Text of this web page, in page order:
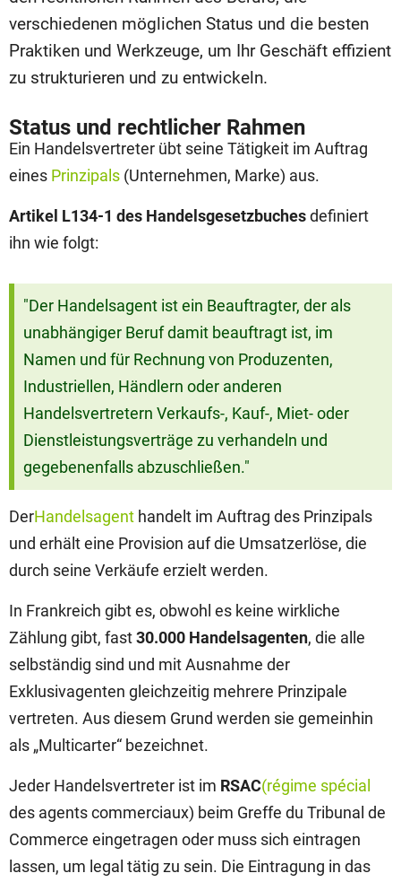
verschiedenen möglichen Status und die besten
Praktiken und Werkzeuge, um Ihr Geschäft effizient
zu strukturieren und zu entwickeln.
Status und rechtlicher Rahmen
Ein Handelsvertreter übt seine Tätigkeit im Auftrag
eines Prinzipals (Unternehmen, Marke) aus.
Artikel L134-1 des Handelsgesetzbuchesdefiniert
ihn wie folgt:
"Der Handelsagent ist ein Beauftragter, der als
unabhängiger Beruf damit beauftragt ist, im
Namen und für Rechnung von Produzenten,
Industriellen, Händlern oder anderen
Handelsvertretern Verkaufs-, Kauf-, Miet- oder
Dienstleistungsverträge zu verhandeln und
gegebenenfalls abzuschließen."
DerHandelsagent handelt im Auftrag des Prinzipals
und erhält eine Provision auf die Umsatzerlöse, die
durch seine Verkäufe erzielt werden.
In Frankreich gibt es, obwohl es keine wirkliche
Zählung gibt, fast30.000 Handelsagenten, die alle
selbständig sind und mit Ausnahme der
Exklusivagenten gleichzeitig mehrere Prinzipale
vertreten. Aus diesem Grund werden sie gemeinhin
als „Multicarter“ bezeichnet.
Jeder Handelsvertreter ist im RSAC(régime spécial
des agents commerciaux) beim Greffe du Tribunal de
Commerce eingetragen oder muss sich eintragen
lassen, um legal tätig zu sein. Die Eintragung in das